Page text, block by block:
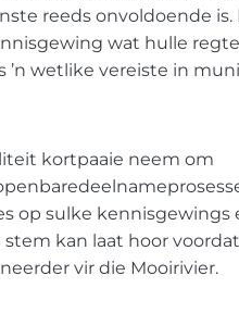
reeds onvoldoende is.
wat hulle
wetlike vereiste in
kortpaaie neem om
op sulke kennisgewings
kan laat hoor
vir die Mooirivier.